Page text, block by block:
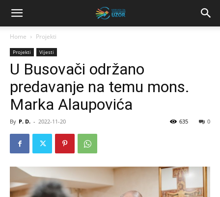
Home Projekti
Projekti Vijesti
U Busovači održano
predavanje na temu mons.
Marka Alaupovića
By P. D. - 2022-11-20 0
635